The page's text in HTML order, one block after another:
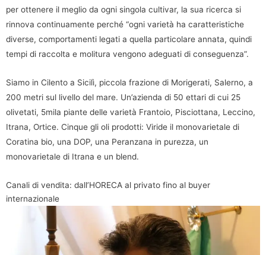
per ottenere il meglio da ogni singola cultivar, la sua ricerca si
rinnova continuamente perché “ogni varietà ha caratteristiche
diverse, comportamenti legati a quella particolare annata, quindi
tempi di raccolta e molitura vengono adeguati di conseguenza”.
Siamo in Cilento a Sicilì, piccola frazione di Morigerati, Salerno, a
200 metri sul livello del mare. Un’azienda di 50 ettari di cui 25
olivetati, 5mila piante delle varietà Frantoio, Pisciottana, Leccino,
Itrana, Ortice. Cinque gli oli prodotti: Viride il monovarietale di
Coratina bio, una DOP, una Peranzana in purezza, un
monovarietale di Itrana e un blend.
Canali di vendita: dall’HORECA al privato fino al buyer
internazionale